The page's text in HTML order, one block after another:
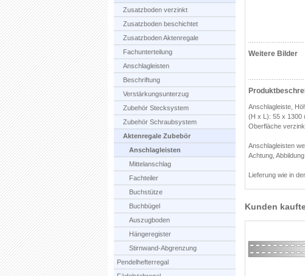
Zusatzboden verzinkt
Zusatzboden beschichtet
Zusatzboden Aktenregale
Fachunterteilung
Anschlagleisten
Beschriftung
Verstärkungsunterzug
Zubehör Stecksystem
Zubehör Schraubsystem
Aktenregale Zubebör
Anschlagleisten
Mittelanschlag
Fachteiler
Buchstütze
Buchbügel
Auszugboden
Hängeregister
Stirnwand-Abgrenzung
Pendelhefterregal
Weitere Bilder
Anschlagleiste,
(H x L): 55 x 1300
Oberfläche
Anschlagleisten
Achtung,
Lieferung wie in
Kunden